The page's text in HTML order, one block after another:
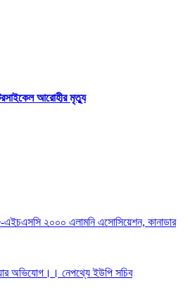
আরোহীর মৃত্যু
২০০০ এলামনি এসোসিয়েশন, কানাডার
অভিযোগ।। নেপথ্যে ইউপি সচিব